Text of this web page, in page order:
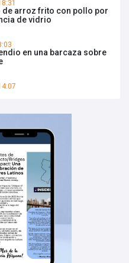
de arroz frito con pollo por
de vidrio
en una barcaza sobre